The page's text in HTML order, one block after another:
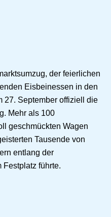
der feierlichen
Eisbeinessen in den
27. September offiziell die
Mehr als 100
geschmückten Wagen
Tausende von
entlang der
Festplatz führte.